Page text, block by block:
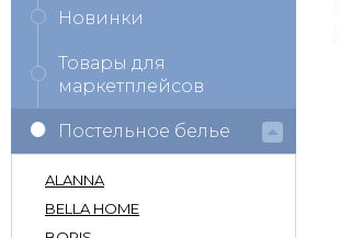
Новинки
Товары для
маркетплейсов
Постельное белье
ALANNA
BELLA HOME